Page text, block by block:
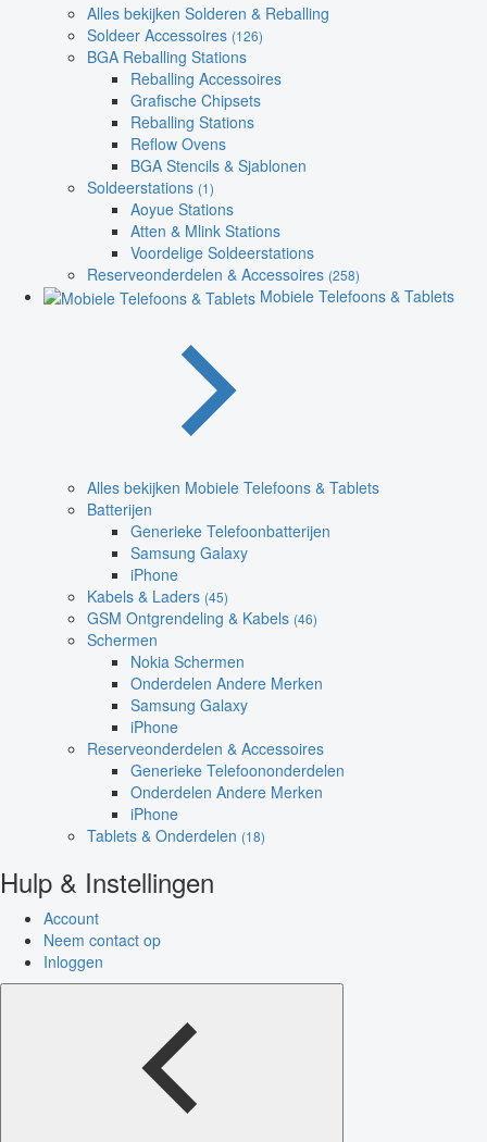
Alles bekijken Solderen & Reballing
Soldeer Accessoires (126)
BGA Reballing Stations
Reballing Accessoires
Grafische Chipsets
Reballing Stations
Reflow Ovens
BGA Stencils & Sjablonen
Soldeerstations (1)
Aoyue Stations
Atten & Mlink Stations
Voordelige Soldeerstations
Reserveonderdelen & Accessoires (258)
Mobiele Telefoons & Tablets
Alles bekijken Mobiele Telefoons & Tablets
Batterijen
Generieke Telefoonbatterijen
Samsung Galaxy
iPhone
Kabels & Laders (45)
GSM Ontgrendeling & Kabels (46)
Schermen
Nokia Schermen
Onderdelen Andere Merken
Samsung Galaxy
iPhone
Reserveonderdelen & Accessoires
Generieke Telefoononderdelen
Onderdelen Andere Merken
iPhone
Tablets & Onderdelen (18)
Hulp & Instellingen
Account
Neem contact op
Inloggen